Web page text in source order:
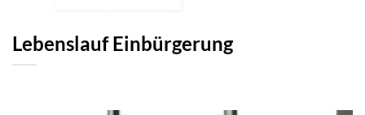
Lebenslauf Einbürgerung